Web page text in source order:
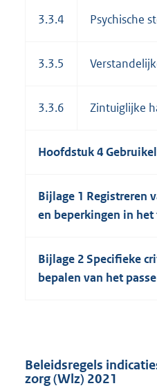
3.3.4 Psychische
3.3.5
3.3.6 Zintuiglijke
Hoofdstuk 4
Bijlage 1 Registreren
en beperkingen in
Bijlage 2 Specifieke
bepalen van het
Beleidsregels
zorg (Wlz) 2021